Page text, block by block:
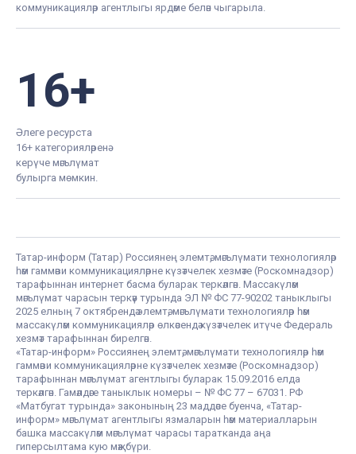
коммуникацияләр агентлыгы ярдәме белән чыгарыла.
16+
Әлеге ресурста
16+ категорияләренә
керүче мәгълүмат
булырга мөмкин.
Татар-информ (Татар) Россиянең элемтә, мәгълүмати технологияләр
һәм гаммәви коммуникацияләрне күзәтчелек хезмәте (Роскомнадзор)
тарафыннан интернет басма буларак теркәлгән. Массакүләм
мәгълүмат чарасын теркәү турында ЭЛ № ФС 77-90202 таныклыгы
2025 елның 7 октябрендә элемтә, мәгълүмати технологияләр һәм
массакүләм коммуникацияләр өлкәсендә күзәтчелек итүче Федераль
хезмәт тарафыннан бирелгән.
«Татар-информ» Россиянең элемтә, мәгълүмати технологияләр һәм
гаммәви коммуникацияләрне күзәтчелек хезмәте (Роскомнадзор)
тарафыннан мәгълүмат агентлыгы буларак 15.09.2016 елда
теркәлгән. Гамәлдәге таныклык номеры – № ФС 77 – 67031. РФ
«Матбугат турында» законының 23 маддәсе буенча, «Татар-
информ» мәгълүмат агентлыгы язмаларын һәм материалларын
башка массакүләм мәгълүмат чарасы таратканда аңа
гиперсылтама кую мәҗбүри.